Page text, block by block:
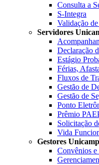
Consulta a
S-Integra
Validação
Servidores
Declaração
Estágio
Férias,
Fluxos de
Gestão de
Gestão de
Ponto
Prêmio
Solicitação
Vida
Gestores Unicamp
Convênios e